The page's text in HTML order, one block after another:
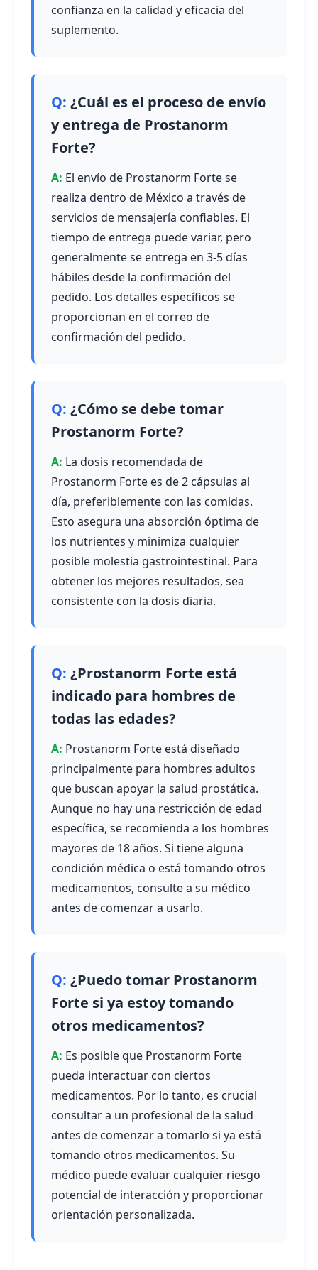
confianza en la calidad y eficacia del
suplemento.
¿Cuál es el proceso de envío
y entrega de Prostanorm
Forte?
El envío de Prostanorm Forte se
realiza dentro de México a través de
servicios de mensajería confiables. El
tiempo de entrega puede variar, pero
generalmente se entrega en 3-5 días
hábiles desde la confirmación del
pedido. Los detalles específicos se
proporcionan en el correo de
confirmación del pedido.
¿Cómo se debe tomar
Prostanorm Forte?
La dosis recomendada de
Prostanorm Forte es de 2 cápsulas al
día, preferiblemente con las comidas.
Esto asegura una absorción óptima de
los nutrientes y minimiza cualquier
posible molestia gastrointestinal. Para
obtener los mejores resultados, sea
consistente con la dosis diaria.
¿Prostanorm Forte está
indicado para hombres de
todas las edades?
Prostanorm Forte está diseñado
principalmente para hombres adultos
que buscan apoyar la salud prostática.
Aunque no hay una restricción de edad
específica, se recomienda a los hombres
mayores de 18 años. Si tiene alguna
condición médica o está tomando otros
medicamentos, consulte a su médico
antes de comenzar a usarlo.
¿Puedo tomar Prostanorm
Forte si ya estoy tomando
otros medicamentos?
Es posible que Prostanorm Forte
pueda interactuar con ciertos
medicamentos. Por lo tanto, es crucial
consultar a un profesional de la salud
antes de comenzar a tomarlo si ya está
tomando otros medicamentos. Su
médico puede evaluar cualquier riesgo
potencial de interacción y proporcionar
orientación personalizada.